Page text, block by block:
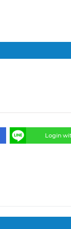
Login